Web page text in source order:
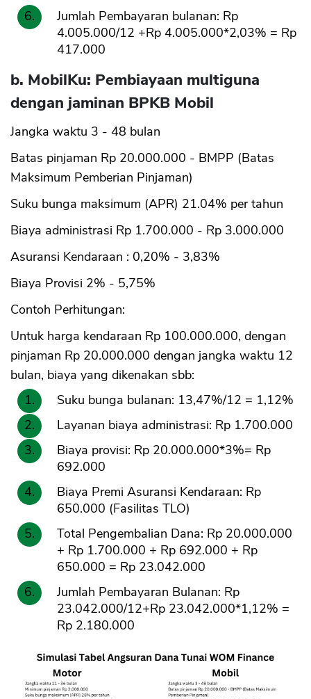
Jumlah Pembayaran bulanan: Rp
4.005.000/12 +Rp 4.005.000*2,03% = Rp
417.000
b. MobilKu: Pembiayaan multiguna
dengan jaminan BPKB Mobil
Jangka waktu 3 - 48 bulan
Batas pinjaman Rp 20.000.000 - BMPP (Batas
Maksimum Pemberian Pinjaman)
Suku bunga maksimum (APR) 21.04% per tahun
Biaya administrasi Rp 1.700.000 - Rp 3.000.000
Asuransi Kendaraan : 0,20% - 3,83%
Biaya Provisi 2% - 5,75%
Contoh Perhitungan:
Untuk harga kendaraan Rp 100.000.000, dengan
pinjaman Rp 20.000.000 dengan jangka waktu 12
bulan, biaya yang dikenakan sbb:
Suku bunga bulanan: 13,47%/12 = 1,12%
Layanan biaya administrasi: Rp 1.700.000
Biaya provisi: Rp 20.000.000*3%= Rp
692.000
Biaya Premi Asuransi Kendaraan: Rp
650.000 (Fasilitas TLO)
Total Pengembalian Dana: Rp 20.000.000
+ Rp 1.700.000 + Rp 692.000 + Rp
650.000 = Rp 23.042.000
Jumlah Pembayaran Bulanan: Rp
23.042.000/12+Rp 23.042.000*1,12% =
Rp 2.180.000